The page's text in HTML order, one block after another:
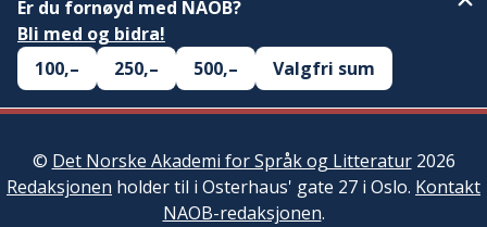
Er du fornøyd med NAOB?
Bli med og bidra!
100,–
250,– 500,– Valgfri sum
© Det Norske Akademi for Språk og Litteratur2026
Redaksjonen holder til i Osterhaus' gate 27 i Oslo. Kontakt
NAOB-redaksjonen.